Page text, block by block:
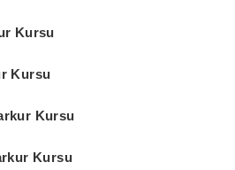
Kursu
Kursu
Kursu
Kursu